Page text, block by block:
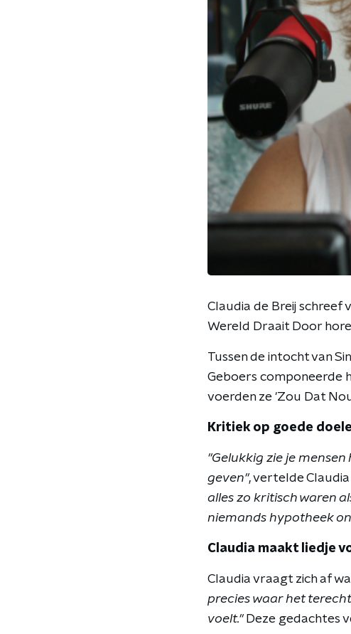
Claudia de Breij schreef
Wereld Draait Door
Tussen de intocht van
Geboers componeerde
voerden ze 'Zou Dat
Kritiek op goede
"Gelukkig zie je
geven", vertelde
alles zo kritisch waren
niemands hypotheek
Claudia maakt liedje
Claudia vraagt zich af
precies waar het
voelt."Deze gedachtes